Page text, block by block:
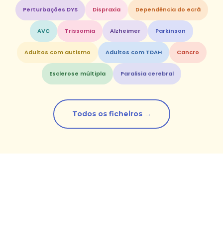
Perturbações DYS Dispraxia Dependência do ecrã
AVC Trissomia Alzheimer Parkinson
Adultos com autismo Adultos com TDAH Cancro
Esclerose múltipla Paralisia cerebral
Todos os ficheiros →